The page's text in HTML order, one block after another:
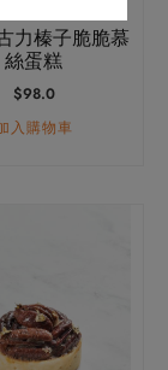
力榛子脆脆慕
絲蛋糕
$98.0
入購物車